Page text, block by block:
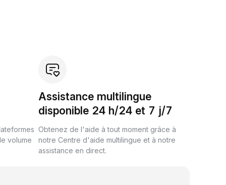
volume
Assistance multilingue
disponible 24 h/24 et 7 j/7
Obtenez de l'aide à tout moment grâce à
notre Centre d'aide multilingue et à notre
assistance en direct.